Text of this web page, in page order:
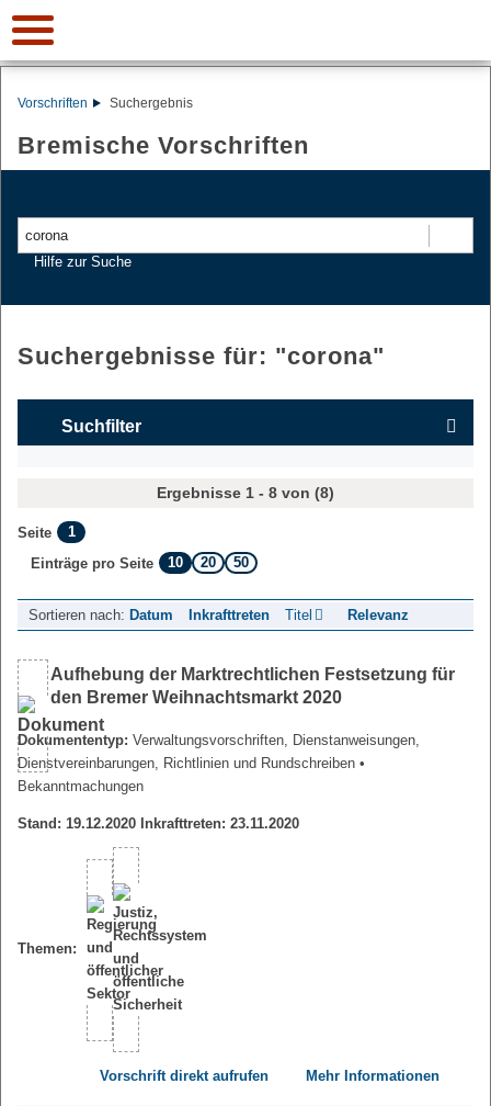
Vorschriften Suchergebnis
Bremische Vorschriften
Hilfe zur Suche
Suchergebnisse für: "corona"
Suchfilter
Ergebnisse 1 - 8 von (8)
Seite
1
Einträge pro Seite
10 20 50
Sortieren nach: Datum Inkrafttreten Titel Relevanz
Aufhebung der Marktrechtlichen Festsetzung für
den Bremer Weihnachtsmarkt 2020
Dokumententyp: Verwaltungsvorschriften, Dienstanweisungen,
Dienstvereinbarungen, Richtlinien und Rundschreiben •
Bekanntmachungen
Stand: 19.12.2020 Inkrafttreten: 23.11.2020
Themen:
Vorschrift direkt aufrufen Mehr Informationen